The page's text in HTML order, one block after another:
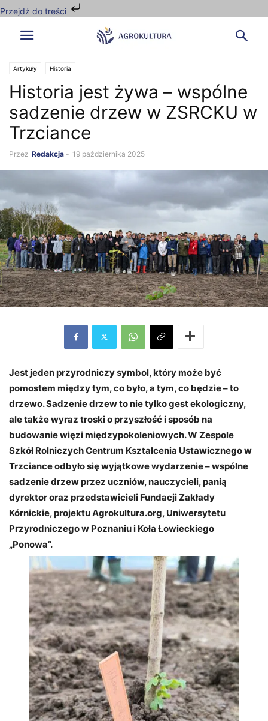
Przejdź do treści
Artykuły Historia
Historia jest żywa – wspólne
sadzenie drzew w ZSRCKU w
Trzciance
Przez Redakcja - 19 października 2025
Jest jeden przyrodniczy symbol, który może być
pomostem między tym, co było, a tym, co będzie – to
drzewo. Sadzenie drzew to nie tylko gest ekologiczny,
ale także wyraz troski o przyszłość i sposób na
budowanie więzi międzypokoleniowych. W Zespole
Szkół Rolniczych Centrum Kształcenia Ustawicznego w
Trzciance odbyło się wyjątkowe wydarzenie – wspólne
sadzenie drzew przez uczniów, nauczycieli, panią
dyrektor oraz przedstawicieli Fundacji Zakłady
Kórnickie, projektu Agrokultura.org, Uniwersytetu
Przyrodniczego w Poznaniu i Koła Łowieckiego
„Ponowa”.